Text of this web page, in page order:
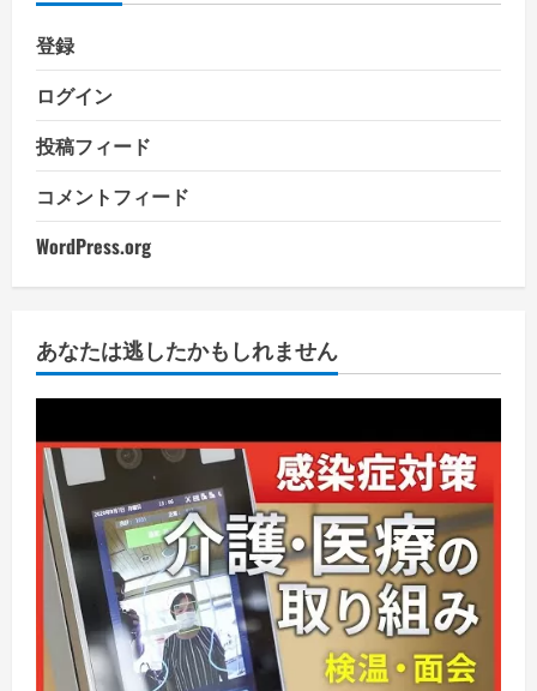
登録
ログイン
投稿フィード
コメントフィード
WordPress.org
あなたは逃したかもしれません